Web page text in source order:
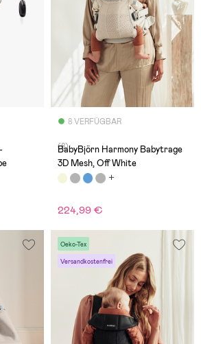
8 VERFÜGBAR
(8)
BabyBjörn Harmony Babytrage
3D Mesh, Off White
224,99 €
Oeko-Tex
Versandkostenfrei